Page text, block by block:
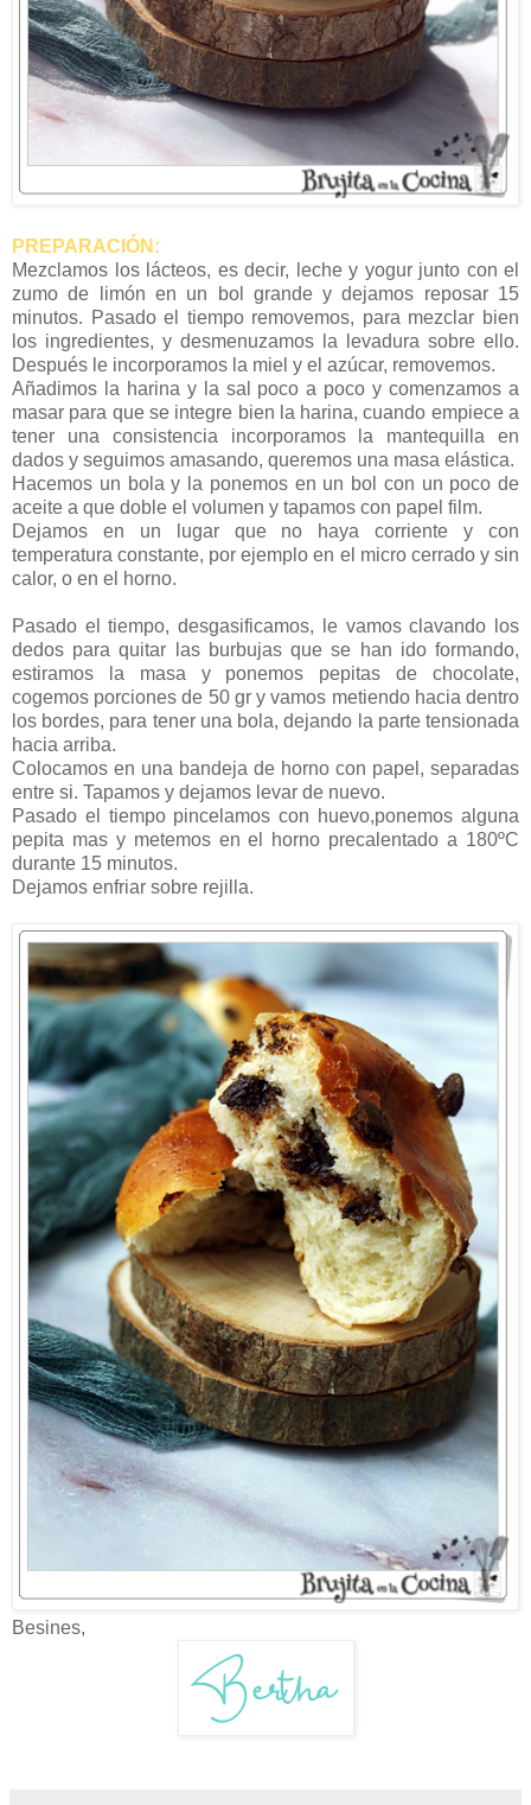
PREPARACIÓN:
Mezclamos los lácteos, es decir, leche y yogur junto con el
zumo de limón en un bol grande y dejamos reposar 15
minutos. Pasado el tiempo removemos, para mezclar bien
los ingredientes, y desmenuzamos la levadura sobre ello.
Después le incorporamos la miel y el azúcar, removemos.
Añadimos la harina y la sal poco a poco y comenzamos a
masar para que se integre bien la harina, cuando empiece a
tener una consistencia incorporamos la mantequilla en
dados y seguimos amasando, queremos una masa elástica.
Hacemos un bola y la ponemos en un bol con un poco de
aceite a que doble el volumen y tapamos con papel film.
Dejamos en un lugar que no haya corriente y con
temperatura constante, por ejemplo en el micro cerrado y sin
calor, o en el horno.
Pasado el tiempo, desgasificamos, le vamos clavando los
dedos para quitar las burbujas que se han ido formando,
estiramos la masa y ponemos pepitas de chocolate,
cogemos porciones de 50 gr y vamos metiendo hacia dentro
los bordes, para tener una bola, dejando la parte tensionada
hacia arriba.
Colocamos en una bandeja de horno con papel, separadas
entre si. Tapamos y dejamos levar de nuevo.
Pasado el tiempo pincelamos con huevo,ponemos alguna
pepita mas y metemos en el horno precalentado a 180ºC
durante 15 minutos.
Dejamos enfriar sobre rejilla.
Besines,